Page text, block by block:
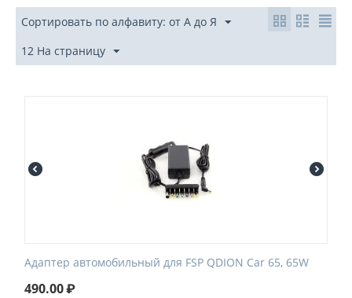
Сортировать по алфавиту: от А до Я
12 На страницу
Адаптер автомобильный для FSP QDION Car 65, 65W
490.00₽